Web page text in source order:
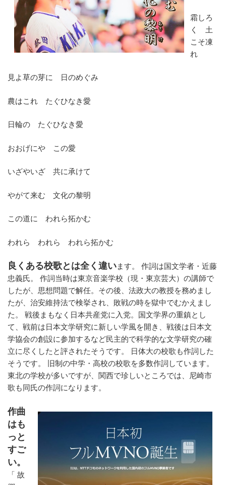
霜しろ
く 土
こそ凍
れ
見よ草の芽に 日のめぐみ
農はこれ たぐひなき愛
日輪の たぐひなき愛
おおげにや この愛
いざやいざ 共に承けて
やがて来む 文化の黎明
この道に われら拓かむ
われら われら われら拓かむ
良くある校歌とは全く違います。 作詞は国文学者・近藤
忠義氏。 作詞当時は東京音楽学校（現・東京芸大）の講師で
したが、思想問題で解任。その後、法政大の教授を務めまし
たが、治安維持法で検挙され、敗戦の時を獄中でむかえまし
た。 戦後まもなく日本共産党に入党。国文学界の重鎮とし
て、戦前は日本文学研究に新しい学風を開き、戦後は日本文
学協会の創設に参加するなど民主的で科学的な文学研究の確
立に尽くしたと評されたそうです。 日体大の校歌も作詞した
そうです。 旧制の中学・高校の校歌を多数作詞しています。
東北の学校が多いですが、関西で珍しいところでは、尼崎市
歌も同氏の作詞になります。
作曲
はも
っと
すご
い。
「 故